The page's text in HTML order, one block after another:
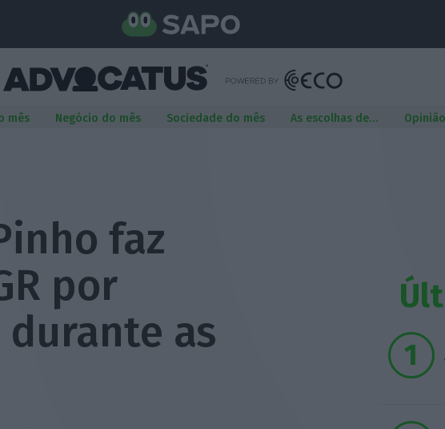
mês Negócio do mês Sociedade do mês As escolhas de… Opinião
faz
por
durante as